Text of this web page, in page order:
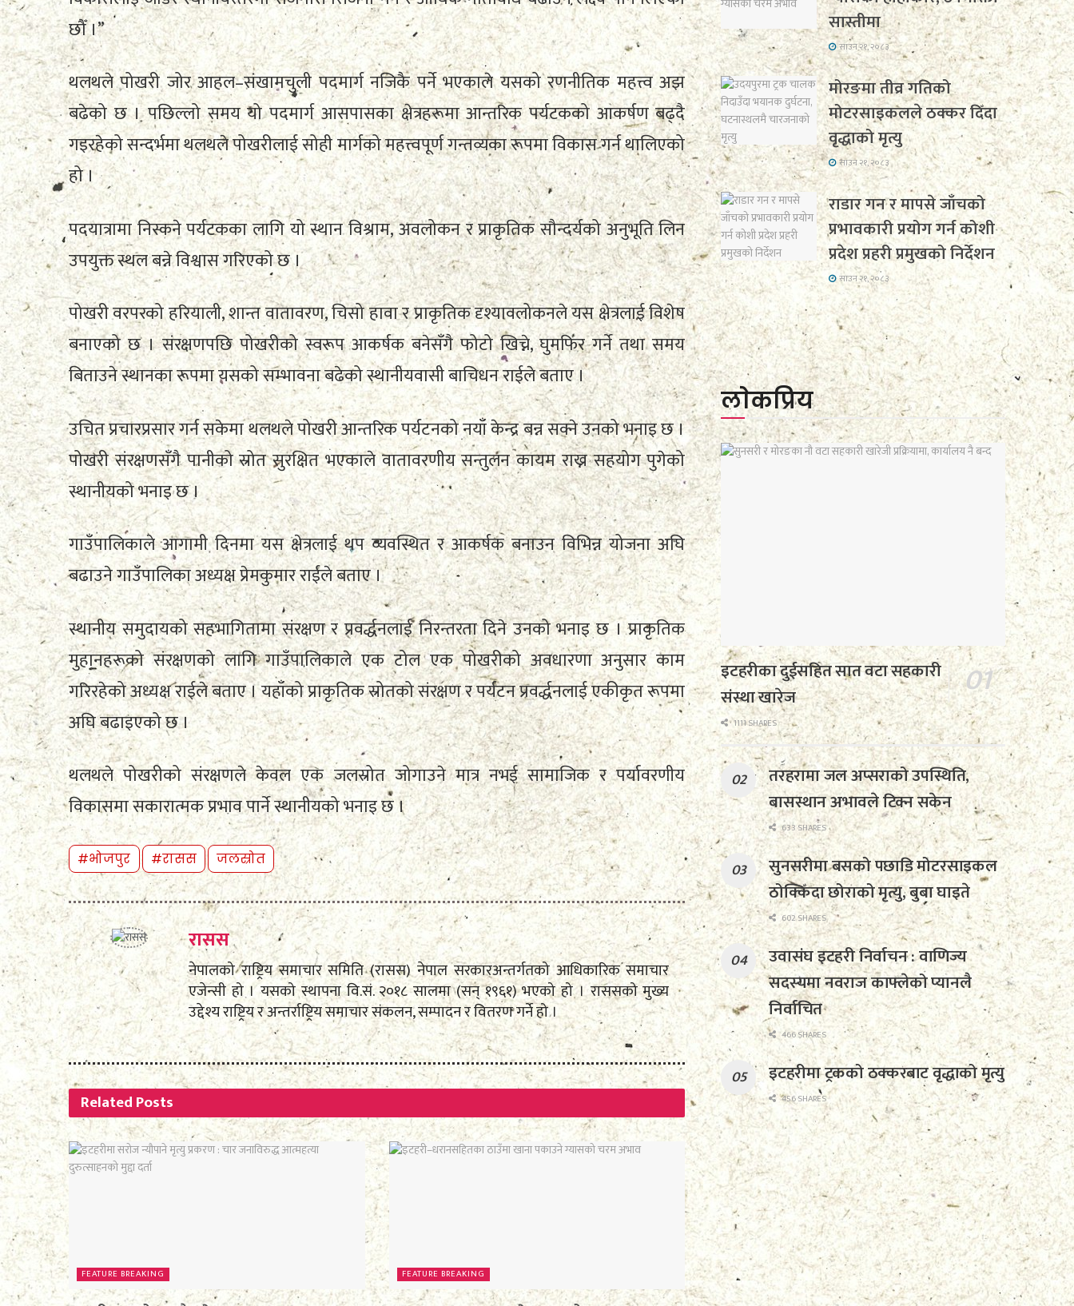
छौँ ।”
थलथले पोखरी जोर आहल–संखामचुली पदमार्ग नजिकै पर्ने भएकाले यसको रणनीतिक महत्त्व अझ
बढेको छ । पछिल्लो समय यो पदमार्ग आसपासका क्षेत्रहरूमा आन्तरिक पर्यटकको आकर्षण बढ्दै
गइरहेको सन्दर्भमा थलथले पोखरीलाई सोही मार्गको महत्त्वपूर्ण गन्तव्यका रूपमा विकास गर्न थालिएको
हो ।
पदयात्रामा निस्कने पर्यटकका लागि यो स्थान विश्राम, अवलोकन र प्राकृतिक सौन्दर्यको अनुभूति लिन
उपयुक्त स्थल बन्ने विश्वास गरिएको छ ।
पोखरी वरपरको हरियाली, शान्त वातावरण, चिसो हावा र प्राकृतिक दृश्यावलोकनले यस क्षेत्रलाई विशेष
बनाएको छ । संरक्षणपछि पोखरीको स्वरूप आकर्षक बनेसँगै फोटो खिच्ने, घुमफिर गर्ने तथा समय
बिताउने स्थानका रूपमा यसको सम्भावना बढेको स्थानीयवासी बाचिधन राईले बताए ।
उचित प्रचारप्रसार गर्न सकेमा थलथले पोखरी आन्तरिक पर्यटनको नयाँ केन्द्र बन्न सक्ने उनको भनाइ छ ।
पोखरी संरक्षणसँगै पानीको स्रोत सुरक्षित भएकाले वातावरणीय सन्तुलन कायम राख्न सहयोग पुगेको
स्थानीयको भनाइ छ ।
गाउँपालिकाले आगामी दिनमा यस क्षेत्रलाई थप व्यवस्थित र आकर्षक बनाउन विभिन्न योजना अघि
बढाउने गाउँपालिका अध्यक्ष प्रेमकुमार राईले बताए ।
स्थानीय समुदायको सहभागितामा संरक्षण र प्रवर्द्धनलाई निरन्तरता दिने उनको भनाइ छ । प्राकृतिक
मुहानहरूको संरक्षणको लागि गाउँपालिकाले एक टोल एक पोखरीको अवधारणा अनुसार काम
गरिरहेको अध्यक्ष राईले बताए । यहाँको प्राकृतिक स्रोतको संरक्षण र पर्यटन प्रवर्द्धनलाई एकीकृत रूपमा
अघि बढाइएको छ ।
थलथले पोखरीको संरक्षणले केवल एक जलस्रोत जोगाउने मात्र नभई सामाजिक र पर्यावरणीय
विकासमा सकारात्मक प्रभाव पार्ने स्थानीयको भनाइ छ ।
#भोजपुर #रासस जलस्रोत
रासस
नेपालको राष्ट्रिय समाचार समिति (रासस) नेपाल सरकारअन्तर्गतको आधिकारिक समाचार
एजेन्सी हो । यसको स्थापना वि.सं. २०१८ सालमा (सन् १९६१) भएको हो । राससको मुख्य
उद्देश्य राष्ट्रिय र अन्तर्राष्ट्रिय समाचार संकलन, सम्पादन र वितरण गर्ने हो ।
RelatedPosts
FEATURE BREAKING FEATURE BREAKING
सास्तीमा
साउन २१, २०८३
मोरङमा तीव्र गतिको
मोटरसाइकलले ठक्कर दिँदा
वृद्धाको मृत्यु
साउन २१, २०८३
राडार गन र मापसे जाँचको
प्रभावकारी प्रयोग गर्न कोशी
प्रदेश प्रहरी प्रमुखको निर्देशन
साउन २१, २०८३
लाेकप्रिय
इटहरीका दुईसहित सात वटा सहकारी
संस्था खारेज
1111 SHARES
तरहरामा जल अप्सराको उपस्थिति,
बासस्थान अभावले टिक्न सकेन
633 SHARES
सुनसरीमा बसको पछाडि मोटरसाइकल
ठोक्किँदा छोराको मृत्यु, बुबा घाइते
602 SHARES
उवासंघ इटहरी निर्वाचन : वाणिज्य
सदस्यमा नवराज काफ्लेको प्यानलै
निर्वाचित
466 SHARES
इटहरीमा ट्रकको ठक्करबाट वृद्धाको मृत्यु
456 SHARES